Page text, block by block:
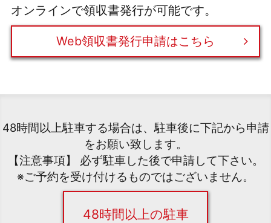
オンラインで領収書発行が可能です。
Web領収書発行申請はこちら
48時間以上駐車する場合は、駐車後に下記から申請
をお願い致します。
【注意事項】 必ず駐車した後で申請して下さい。
※ご予約を受け付けるものではございません。
48時間以上の駐車